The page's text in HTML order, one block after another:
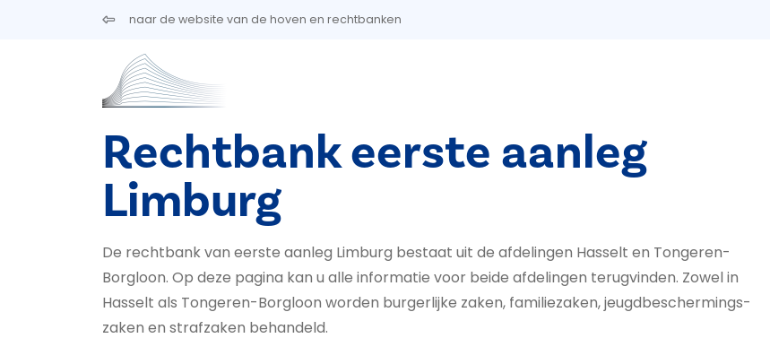
Overslaan en naar de inhoud gaannaar de website van de hoven en rechtbanken
Rechtbank eerste aanleg
Limburg
De rechtbank van eerste aanleg Limburg bestaat uit de afdelingen Hasselt en Tongeren-
Borgloon. Op deze pagina kan u alle informatie voor beide afdelingen terugvinden. Zowel in
Hasselt als Ton­geren-Borgloon worden burgerlijke zaken, fa­mi­liezaken, jeugd­be­scher­mings­
za­ken en straf­zaken behandeld.